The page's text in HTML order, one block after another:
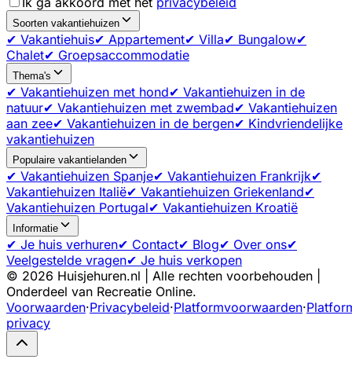
Soorten vakantiehuizen
✔ Vakantiehuis✔ Appartement✔ Villa✔ Bungalow✔
Chalet✔ Groepsaccommodatie
Thema's
✔ Vakantiehuizen met hond✔ Vakantiehuizen in de
natuur✔ Vakantiehuizen met zwembad✔ Vakantiehuizen
aan zee✔ Vakantiehuizen in de bergen✔ Kindvriendelijke
vakantiehuizen
Populaire vakantielanden
✔ Vakantiehuizen Spanje✔ Vakantiehuizen Frankrijk✔
Vakantiehuizen Italië✔ Vakantiehuizen Griekenland✔
Vakantiehuizen Portugal✔ Vakantiehuizen Kroatië
Informatie
✔ Je huis verhuren✔ Contact✔ Blog✔ Over ons✔
Veelgestelde vragen✔ Je huis verkopen
© 2026 Huisjehuren.nl | Alle rechten voorbehouden |
Onderdeel van Recreatie Online.
Voorwaarden·Privacybeleid·Platformvoorwaarden·
privacy